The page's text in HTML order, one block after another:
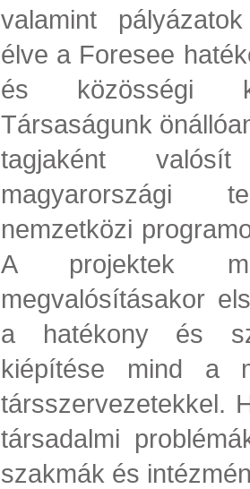
valamint
élve a Foresee
és közösségi
Társaságunk
tagjaként
magyarországi
nemzetközi
A projektek
megvalósításakor
a hatékony és
kiépítése mind a
társszervezetekkel.
társadalmi
szakmák és